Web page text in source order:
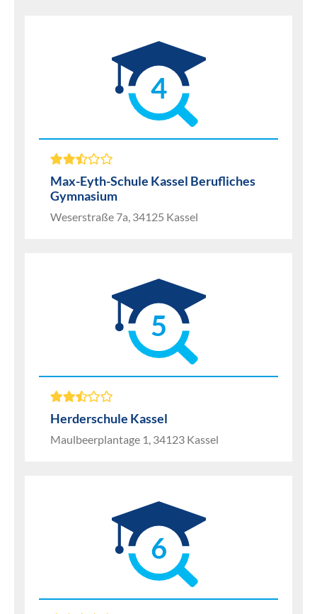
4
Max-Eyth-Schule Kassel Berufliches
Gymnasium
Weserstraße 7a, 34125 Kassel
5
Herderschule Kassel
Maulbeerplantage 1, 34123 Kassel
6